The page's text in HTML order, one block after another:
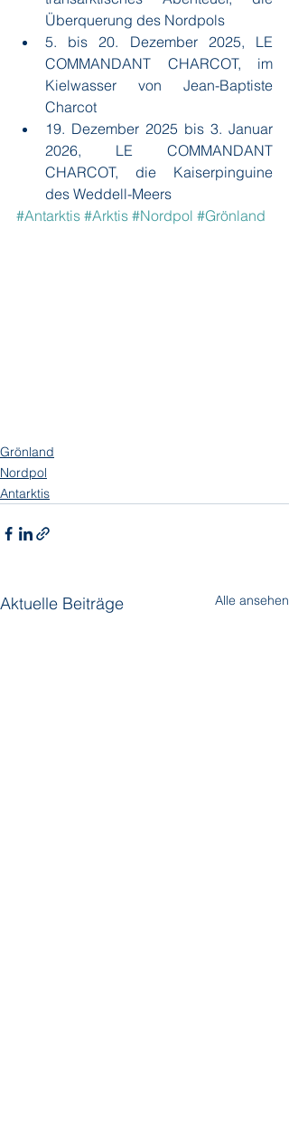
Überquerung des Nordpols
5. bis 20. Dezember 2025, LE
COMMANDANT CHARCOT, im
Kielwasser von Jean-Baptiste
Charcot
19. Dezember 2025 bis 3. Januar
2026, LE COMMANDANT
CHARCOT, die Kaiserpinguine
des Weddell-Meers
#Antarktis #Arktis #Nordpol #Grönland
Grönland
Nordpol
Antarktis
Aktuelle Beiträge Alle ansehen